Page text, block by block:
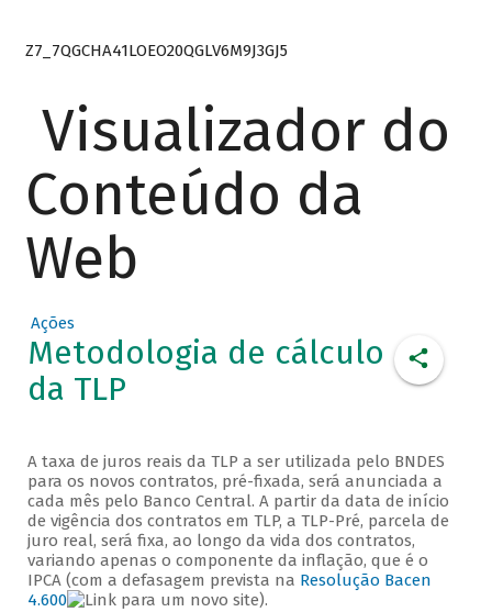
Z7_7QGCHA41LOEO20QGLV6M9J3GJ5
Visualizador do
Conteúdo da
Web
Ações
Metodologia de cálculo
da TLP
A taxa de juros reais da TLP a ser utilizada pelo BNDES
para os novos contratos, pré-fixada, será anunciada a
cada mês pelo Banco Central. A partir da data de início
de vigência dos contratos em TLP, a TLP-Pré, parcela de
juro real, será fixa, ao longo da vida dos contratos,
variando apenas o componente da inflação, que é o
IPCA (com a defasagem prevista na Resolução Bacen
4.600
).